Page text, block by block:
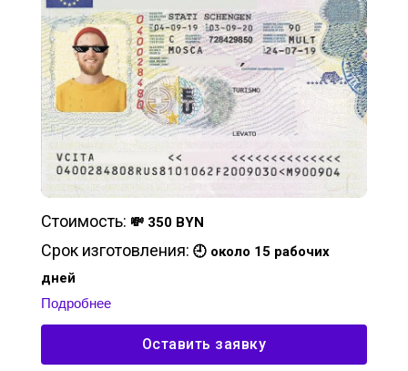
Стоимость: 💸 350 BYN
Срок изготовления: 🕘 около 15 рабочих
дней
Подробнее
Оставить заявку